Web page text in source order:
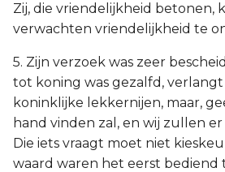
Zij, die vriendelijkheid betonen,
verwachten vriendelijkheid te
5. Zijn verzoek was zeer
tot koning was gezalfd,
koninklijke lekkernijen, maar,
hand vinden zal, en wij zullen
Die iets vraagt moet niet
waard waren het eerst bediend